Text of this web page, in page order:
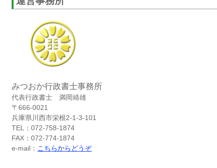
みつおか行政書士事務所
代表行政書士 満岡靖雄
〒666-0021
兵庫県川西市栄根2-1-3-101
TEL：072-758-1874
FAX：072-774-1874
e-mail： こちらからどうぞ